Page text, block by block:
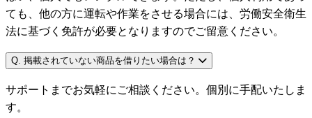
ても、他の方に運転や作業をさせる場合には、労働安全衛生
法に基づく免許が必要となりますのでご留意ください。
Q. 掲載されていない商品を借りたい場合は？
サポートまでお気軽にご相談ください。個別に手配いたしま
す。